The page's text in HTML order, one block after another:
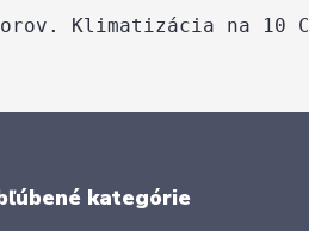
Klimatizácia na 10 C
kategórie